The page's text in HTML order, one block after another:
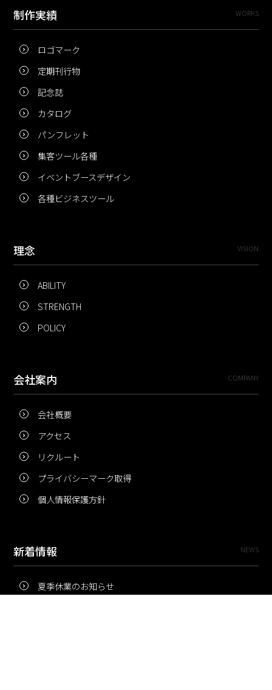
制作実績 WORKS
ロゴマーク
定期刊行物
記念誌
カタログ
パンフレット
集客ツール各種
イベントブースデザイン
各種ビジネスツール
理念 VISION
ABILITY
STRENGTH
POLICY
会社案内 COMPANY
会社概要
アクセス
リクルート
プライバシーマーク取得
個人情報保護方針
新着情報 NEWS
夏季休業のお知らせ